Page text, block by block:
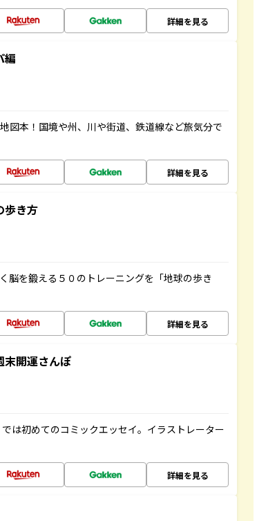
詳細を見る
編
図本！国境や州、川や街道、鉄道線など旅気分で
詳細を見る
歩き方
脳を鍛える５０のトレーニングを「地球の歩き
詳細を見る
開運さんぽ
は初めてのコミックエッセイ。イラストレーター
詳細を見る